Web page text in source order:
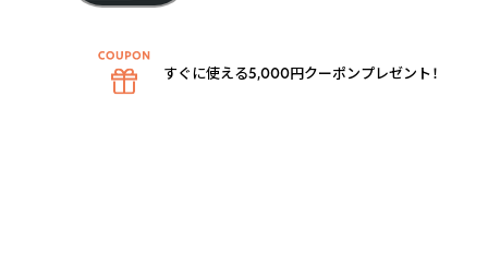
すぐに使える5,000円クーポンプレゼント！